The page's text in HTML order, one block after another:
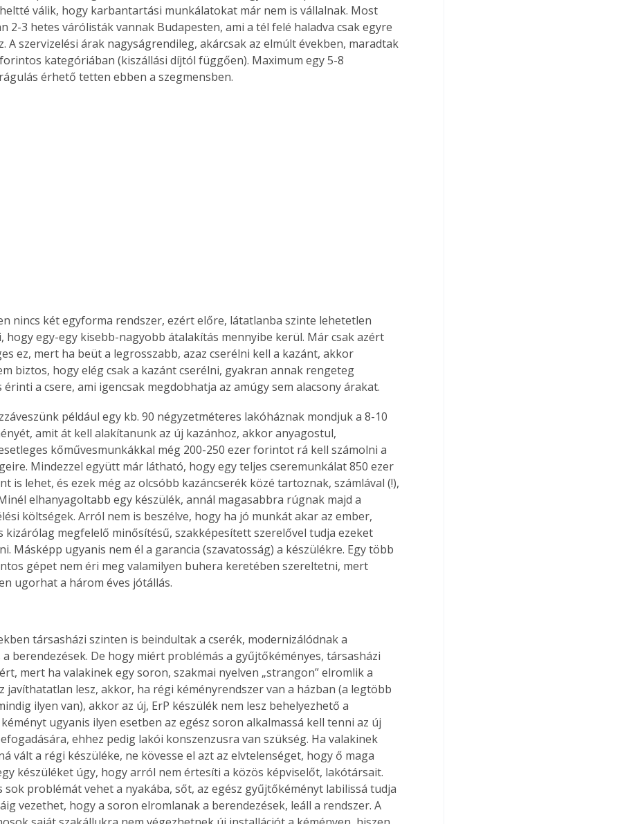
vagy
is
Bárhol,
élve
az
válik, hogy karbantartási munkálatokat már nem is vállalnak. Most
2-3 hetes várólisták vannak Budapesten, ami a tél felé haladva csak egyre
A szervizelési árak nagyságrendileg, akárcsak az elmúlt években, maradtak
kategóriában (kiszállási díjtól függően). Maximum egy 5-8
érhető tetten ebben a szegmensben.
nincs két egyforma rendszer, ezért előre, látatlanba szinte lehetetlen
hogy egy-egy kisebb-nagyobb átalakítás mennyibe kerül. Már csak azért
ez, mert ha beüt a legrosszabb, azaz cserélni kell a kazánt, akkor
biztos, hogy elég csak a kazánt cserélni, gyakran annak rengeteg
a csere, ami igencsak megdobhatja az amúgy sem alacsony árakat.
például egy kb. 90 négyzetméteres lakóháznak mondjuk a 8-10
amit át kell alakítanunk az új kazánhoz, akkor anyagostul,
kőművesmunkákkal még 200-250 ezer forintot rá kell számolni a
Mindezzel együtt már látható, hogy egy teljes cseremunkálat 850 ezer
is lehet, és ezek még az olcsóbb kazáncserék közé tartoznak, számlával (!),
elhanyagoltabb egy készülék, annál magasabbra rúgnak majd a
költségek. Arról nem is beszélve, hogy ha jó munkát akar az ember,
kizárólag megfelelő minősítésű, szakképesített szerelővel tudja ezeket
Másképp ugyanis nem él a garancia (szavatosság) a készülékre. Egy több
gépet nem éri meg valamilyen buhera keretében szereltetni, mert
ugorhat a három éves jótállás.
társasházi szinten is beindultak a cserék, modernizálódnak a
a berendezések. De hogy miért problémás a gyűjtőkéményes, társasházi
mert ha valakinek egy soron, szakmai nyelven „strangon” elromlik a
javíthatatlan lesz, akkor, ha régi kéményrendszer van a házban (a legtöbb
ilyen van), akkor az új, ErP készülék nem lesz behelyezhető a
kéményt ugyanis ilyen esetben az egész soron alkalmassá kell tenni az új
ehhez pedig lakói konszenzusra van szükség. Ha valakinek
vált a régi készüléke, ne kövesse el azt az elvtelenséget, hogy ő maga
készüléket úgy, hogy arról nem értesíti a közös képviselőt, lakótársait.
sok problémát vehet a nyakába, sőt, az egész gyűjtőkéményt labilissá tudja
vezethet, hogy a soron elromlanak a berendezések, leáll a rendszer. A